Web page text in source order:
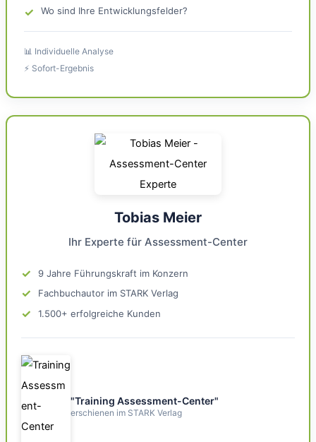
✓ Wo sind Ihre Entwicklungsfelder?
📊 Individuelle Analyse
⚡ Sofort-Ergebnis
Tobias Meier
Ihr Experte für Assessment-Center
✓ 9 Jahre Führungskraft im Konzern
✓ Fachbuchautor im STARK Verlag
✓ 1.500+ erfolgreiche Kunden
"Training Assessment-Center"
erschienen im STARK Verlag